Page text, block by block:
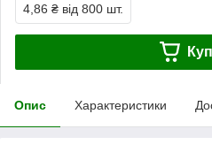
4,86 ₴ від 800 шт.
Опис Характеристики